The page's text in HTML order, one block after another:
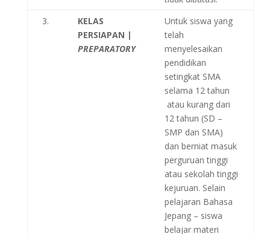
3.
KELAS
PERSIAPAN |
PREPARATORY
Untuk siswa yang
telah
menyelesaikan
pendidikan
setingkat SMA
selama 12 tahun
atau kurang dari
12 tahun (SD –
SMP dan SMA)
dan berniat masuk
perguruan tinggi
atau sekolah tinggi
kejuruan. Selain
pelajaran Bahasa
Jepang – siswa
belajar materi